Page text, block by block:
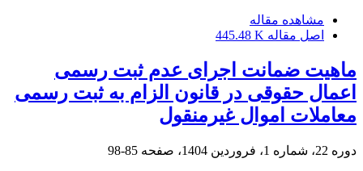
مشاهده مقاله
اصل مقاله 445.48 K
ماهیت ضمانت اجرای عدم ثبت رسمی
اعمال حقوقی در قانون الزام به ثبت رسمی
معاملات اموال غیرمنقول
دوره 22، شماره 1، فروردین 1404، صفحه 85-98